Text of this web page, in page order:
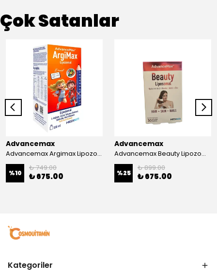
Çok Satanlar
Advancemax
Advancemax Argimax Lipozomal Sıvı 150 ml 8684375607587
%10
₺ 749.00
₺ 675.00
Advancemax
Advancemax Beauty Lipozomal Hyalüronik Asit Keratin Biotin Zn 30 Kapsül 8684375607556
%25
₺ 899.00
₺ 675.00
Kategoriler